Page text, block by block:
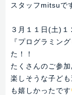
スタッフmitsuで
３月１１日(土)１
『プログラミン
た！！
たくさんのご参
楽しそうな子ど
も嬉しかったです